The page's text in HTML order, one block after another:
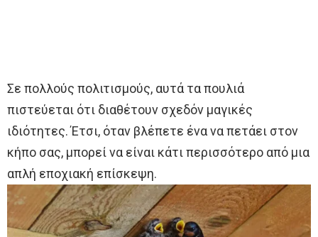
Σε πολλούς πολιτισμούς, αυτά τα πουλιά
πιστεύεται ότι διαθέτουν σχεδόν μαγικές
ιδιότητες. Έτσι, όταν βλέπετε ένα να πετάει στον
κήπο σας, μπορεί να είναι κάτι περισσότερο από μια
απλή εποχιακή επίσκεψη.